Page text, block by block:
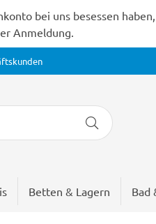
bei uns besessen
Anmeldung.
Betten & Lagern Bad